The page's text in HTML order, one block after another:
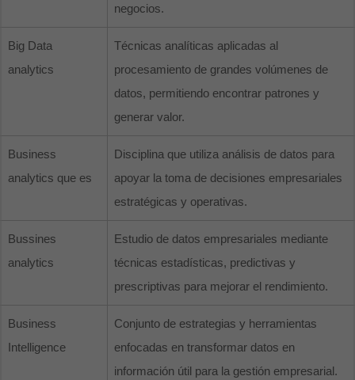
negocios.
Big Data
analytics
Técnicas analíticas aplicadas al
procesamiento de grandes volúmenes de
datos, permitiendo encontrar patrones y
generar valor.
Business
analytics que es
Disciplina que utiliza análisis de datos para
apoyar la toma de decisiones empresariales
estratégicas y operativas.
Bussines
analytics
Estudio de datos empresariales mediante
técnicas estadísticas, predictivas y
prescriptivas para mejorar el rendimiento.
Business
Intelligence
Conjunto de estrategias y herramientas
enfocadas en transformar datos en
información útil para la gestión empresarial.